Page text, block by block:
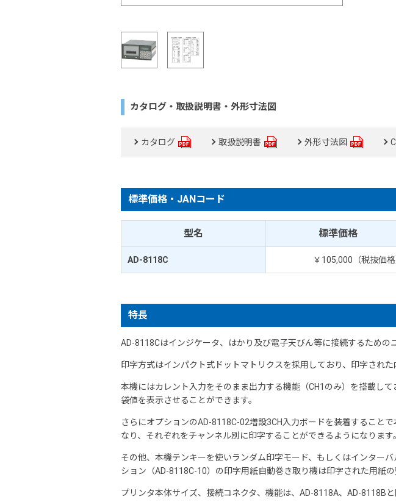
カタログ・取扱説明書・外形寸法図
カタログ 取扱説明書 外形寸法図
標準価格・JANコード
型名 標準価格
AD-8118C ￥105,000（税抜価格
特長
AD-8118Cはインジケータ、はかり及び電子天びん等に接続するための
印字方式はインパクト式ドットマトリクスを採用しており、印字され
本機にはカレント入力をそのまま出力する機能（CH1のみ）を搭載し
袋値を表示させることができます。
さらにオプションのAD-8118C-02増設3CH入力ボードを装着すること
なり、それぞれをチャンネル別に印字することができるようになります。
その他、本機テンキーを使いランダム印字モード、もしくはインター
ション（AD-8118C-10）の印字用紙自動巻き取り機は印字された用紙の
プリンタ本体サイズ、接続コネクタ、機能は、AD-8118A、AD-8118B